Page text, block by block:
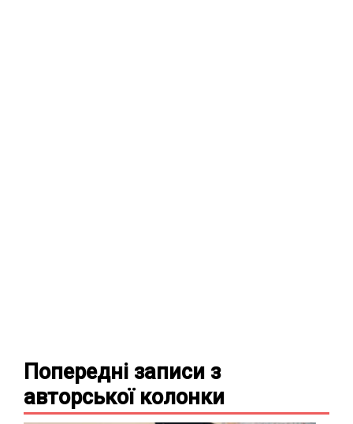
Попередні записи з
авторської колонки